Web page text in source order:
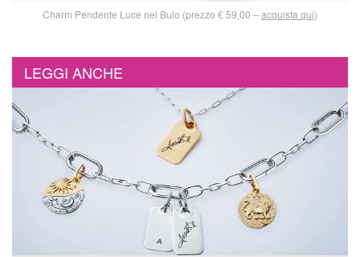
Charm Pendente Luce nel Buio (prezzo € 59,00 –acquista qui)
LEGGI ANCHE